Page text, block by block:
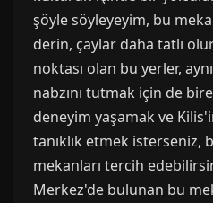
şöyle söyleyeyim, bu
derin, çaylar daha tatlı
noktası olan bu yerler,
nabzını tutmak için de
deneyim yaşamak ve
tanıklık etmek isterseniz,
mekanları tercih
Merkez'de bulunan bu